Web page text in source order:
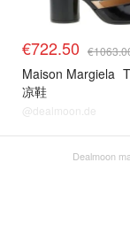
€722.50
Maison Margiela
凉鞋
@dealmoon.de
Dealmoon